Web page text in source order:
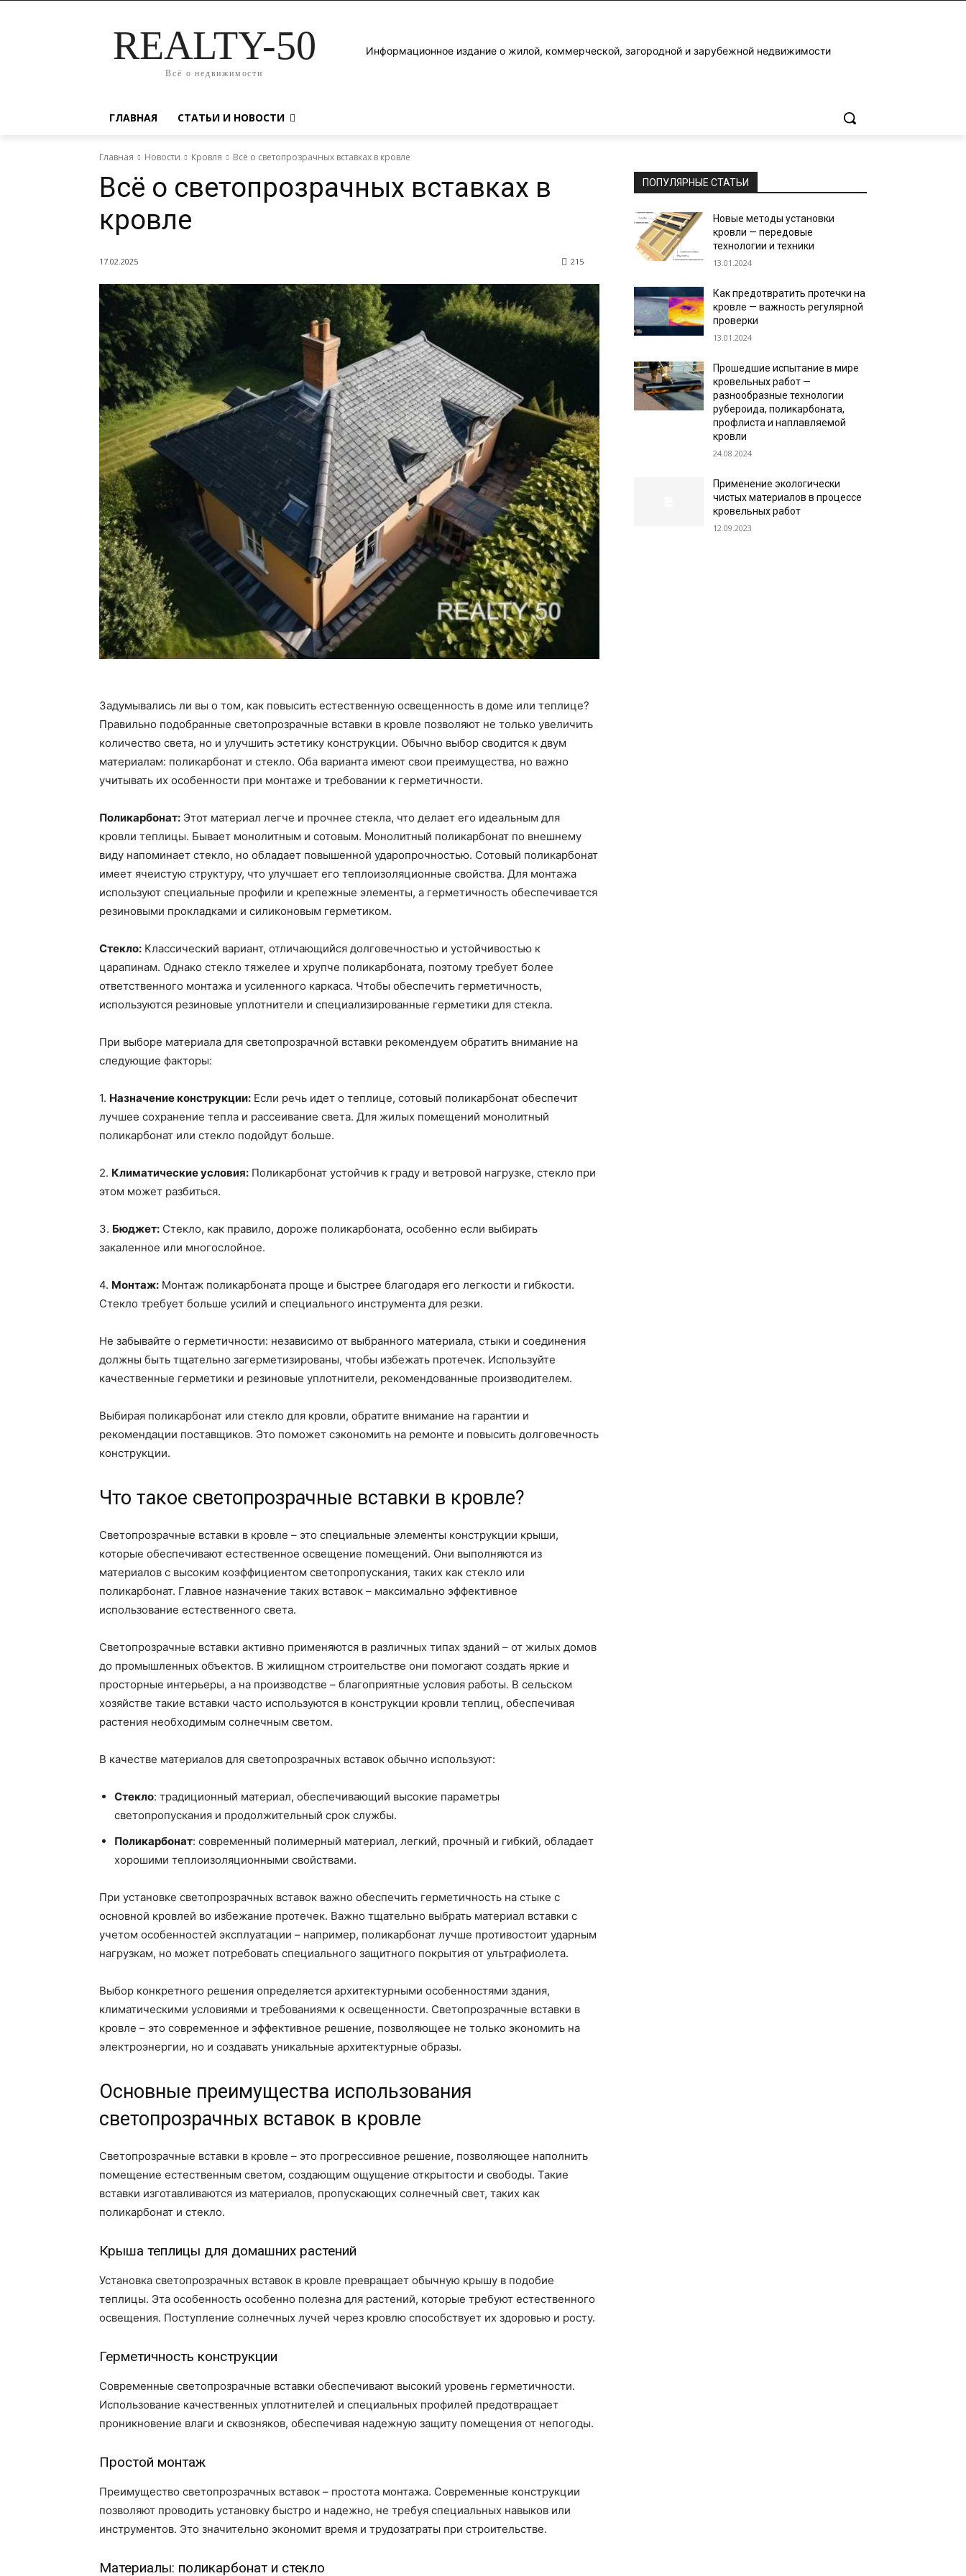
REALTY-50
Всё о недвижимости
Информационное издание о жилой, коммерческой, загородной и зарубежной недвижимости
ГЛАВНАЯ СТАТЬИ И НОВОСТИ
Главная Новости Кровля Всё о светопрозрачных вставках в кровле
Всё о светопрозрачных вставках в
кровле
17.02.2025 215
Задумывались ли вы о том, как повысить естественную освещенность в доме или теплице?
Правильно подобранные светопрозрачные вставки в кровле позволяют не только увеличить
количество света, но и улучшить эстетику конструкции. Обычно выбор сводится к двум
материалам: поликарбонат и стекло. Оба варианта имеют свои преимущества, но важно
учитывать их особенности при монтаже и требовании к герметичности.
Поликарбонат: Этот материал легче и прочнее стекла, что делает его идеальным для
кровли теплицы. Бывает монолитным и сотовым. Монолитный поликарбонат по внешнему
виду напоминает стекло, но обладает повышенной ударопрочностью. Сотовый поликарбонат
имеет ячеистую структуру, что улучшает его теплоизоляционные свойства. Для монтажа
используют специальные профили и крепежные элементы, а герметичность обеспечивается
резиновыми прокладками и силиконовым герметиком.
Стекло: Классический вариант, отличающийся долговечностью и устойчивостью к
царапинам. Однако стекло тяжелее и хрупче поликарбоната, поэтому требует более
ответственного монтажа и усиленного каркаса. Чтобы обеспечить герметичность,
используются резиновые уплотнители и специализированные герметики для стекла.
При выборе материала для светопрозрачной вставки рекомендуем обратить внимание на
следующие факторы:
1. Назначение конструкции: Если речь идет о теплице, сотовый поликарбонат обеспечит
лучшее сохранение тепла и рассеивание света. Для жилых помещений монолитный
поликарбонат или стекло подойдут больше.
2. Климатические условия: Поликарбонат устойчив к граду и ветровой нагрузке, стекло при
этом может разбиться.
3. Бюджет: Стекло, как правило, дороже поликарбоната, особенно если выбирать
закаленное или многослойное.
4. Монтаж: Монтаж поликарбоната проще и быстрее благодаря его легкости и гибкости.
Стекло требует больше усилий и специального инструмента для резки.
Не забывайте о герметичности: независимо от выбранного материала, стыки и соединения
должны быть тщательно загерметизированы, чтобы избежать протечек. Используйте
качественные герметики и резиновые уплотнители, рекомендованные производителем.
Выбирая поликарбонат или стекло для кровли, обратите внимание на гарантии и
рекомендации поставщиков. Это поможет сэкономить на ремонте и повысить долговечность
конструкции.
Что такое светопрозрачные вставки в кровле?
Светопрозрачные вставки в кровле – это специальные элементы конструкции крыши,
которые обеспечивают естественное освещение помещений. Они выполняются из
материалов с высоким коэффициентом светопропускания, таких как стекло или
поликарбонат. Главное назначение таких вставок – максимально эффективное
использование естественного света.
Светопрозрачные вставки активно применяются в различных типах зданий – от жилых домов
до промышленных объектов. В жилищном строительстве они помогают создать яркие и
просторные интерьеры, а на производстве – благоприятные условия работы. В сельском
хозяйстве такие вставки часто используются в конструкции кровли теплиц, обеспечивая
растения необходимым солнечным светом.
В качестве материалов для светопрозрачных вставок обычно используют:
Стекло: традиционный материал, обеспечивающий высокие параметры
светопропускания и продолжительный срок службы.
Поликарбонат: современный полимерный материал, легкий, прочный и гибкий, обладает
хорошими теплоизоляционными свойствами.
При установке светопрозрачных вставок важно обеспечить герметичность на стыке с
основной кровлей во избежание протечек. Важно тщательно выбрать материал вставки с
учетом особенностей эксплуатации – например, поликарбонат лучше противостоит ударным
нагрузкам, но может потребовать специального защитного покрытия от ультрафиолета.
Выбор конкретного решения определяется архитектурными особенностями здания,
климатическими условиями и требованиями к освещенности. Светопрозрачные вставки в
кровле – это современное и эффективное решение, позволяющее не только экономить на
электроэнергии, но и создавать уникальные архитектурные образы.
Основные преимущества использования
светопрозрачных вставок в кровле
Светопрозрачные вставки в кровле – это прогрессивное решение, позволяющее наполнить
помещение естественным светом, создающим ощущение открытости и свободы. Такие
вставки изготавливаются из материалов, пропускающих солнечный свет, таких как
поликарбонат и стекло.
Крыша теплицы для домашних растений
Установка светопрозрачных вставок в кровле превращает обычную крышу в подобие
теплицы. Эта особенность особенно полезна для растений, которые требуют естественного
освещения. Поступление солнечных лучей через кровлю способствует их здоровью и росту.
Герметичность конструкции
Современные светопрозрачные вставки обеспечивают высокий уровень герметичности.
Использование качественных уплотнителей и специальных профилей предотвращает
проникновение влаги и сквозняков, обеспечивая надежную защиту помещения от непогоды.
Простой монтаж
Преимущество светопрозрачных вставок – простота монтажа. Современные конструкции
позволяют проводить установку быстро и надежно, не требуя специальных навыков или
инструментов. Это значительно экономит время и трудозатраты при строительстве.
Материалы: поликарбонат и стекло
ПОПУЛЯРНЫЕ СТАТЬИ
Новые методы установки
кровли — передовые
технологии и техники
13.01.2024
Как предотвратить протечки на
кровле — важность регулярной
проверки
13.01.2024
Прошедшие испытание в мире
кровельных работ —
разнообразные технологии
рубероида, поликарбоната,
профлиста и наплавляемой
кровли
24.08.2024
Применение экологически
чистых материалов в процессе
кровельных работ
12.09.2023